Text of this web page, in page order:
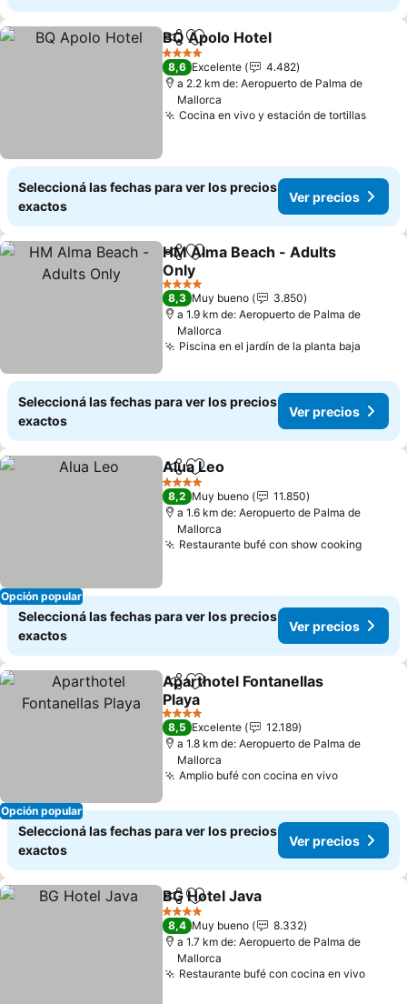
CompartirAñadir a favoritos
BQ Apolo Hotel
4 Estrellas
8,6 Excelente
4.482
a 2.2 km de: Aeropuerto de Palma de
Mallorca
Cocina en vivo y estación de tortillas
Seleccioná las fechas para ver los precios
exactos
Ver precios
CompartirAñadir a favoritos
HM Alma Beach - Adults
Only
4 Estrellas
8,3 Muy bueno
3.850
a 1.9 km de: Aeropuerto de Palma de
Mallorca
Piscina en el jardín de la planta baja
Seleccioná las fechas para ver los precios
exactos
Ver precios
Opción popular
CompartirAñadir a favoritos
Alua Leo
4 Estrellas
8,2 Muy bueno
11.850
a 1.6 km de: Aeropuerto de Palma de
Mallorca
Restaurante bufé con show cooking
Seleccioná las fechas para ver los precios
exactos
Ver precios
Opción popular
CompartirAñadir a favoritos
Aparthotel Fontanellas
Playa
4 Estrellas
8,5 Excelente
12.189
a 1.8 km de: Aeropuerto de Palma de
Mallorca
Amplio bufé con cocina en vivo
Seleccioná las fechas para ver los precios
exactos
Ver precios
CompartirAñadir a favoritos
BG Hotel Java
4 Estrellas
8,4 Muy bueno
8.332
a 1.7 km de: Aeropuerto de Palma de
Mallorca
Restaurante bufé con cocina en vivo